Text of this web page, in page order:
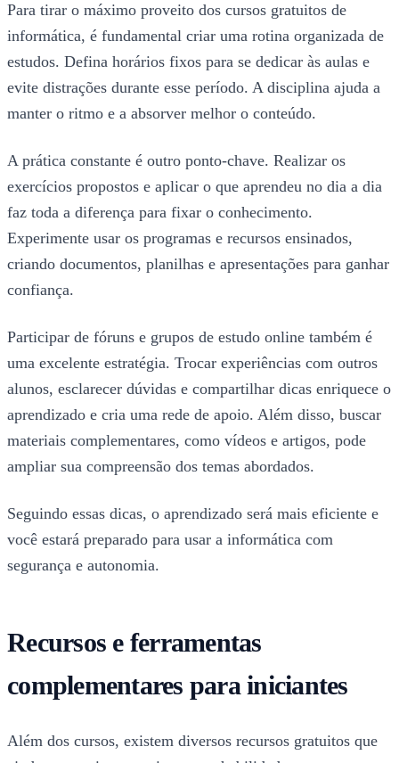
Para tirar o máximo proveito dos cursos gratuitos de
informática, é fundamental criar uma rotina organizada de
estudos. Defina horários fixos para se dedicar às aulas e
evite distrações durante esse período. A disciplina ajuda a
manter o ritmo e a absorver melhor o conteúdo.
A prática constante é outro ponto-chave. Realizar os
exercícios propostos e aplicar o que aprendeu no dia a dia
faz toda a diferença para fixar o conhecimento.
Experimente usar os programas e recursos ensinados,
criando documentos, planilhas e apresentações para ganhar
confiança.
Participar de fóruns e grupos de estudo online também é
uma excelente estratégia. Trocar experiências com outros
alunos, esclarecer dúvidas e compartilhar dicas enriquece o
aprendizado e cria uma rede de apoio. Além disso, buscar
materiais complementares, como vídeos e artigos, pode
ampliar sua compreensão dos temas abordados.
Seguindo essas dicas, o aprendizado será mais eficiente e
você estará preparado para usar a informática com
segurança e autonomia.
Recursos e ferramentas
complementares para iniciantes
Além dos cursos, existem diversos recursos gratuitos que